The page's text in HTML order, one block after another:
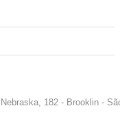
182 - Brooklin -